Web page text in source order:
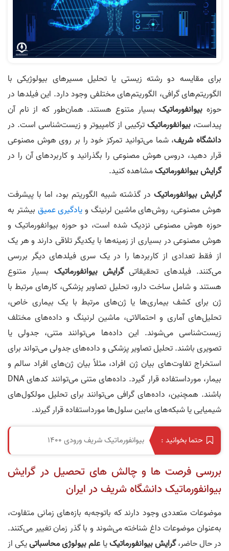
برای مقایسه دو رشته زیستی یا تحلیل مسیرهای بیولوژیکی با
الگوریتم‌های گرافی، الگوریتم‌های مختلفی وجود دارد. این فیلدها در
حوزه بیوانفورماتیکبسیار متنوع هستند. همان‌طور که از نام آن
پیداست، بیوانفورماتیکترکیبی از کامپیوتر و زیست‌شناسی است. در
دانشگاهشریف، شما می‌توانید تمرکز خود را بر روی هوش مصنوعی
قرار دهید، دروس هوش مصنوعی را بگذرانید و کاربردهای آن را در
گرایشبیوانفورماتیکمشاهده کنید.
گرایش بیوانفورماتیک در گذشته شبیه الگوریتم بود، اما با پیشرفت
هوش مصنوعی، روش‌های ماشین لرنینگ ویادگیری عمیق بیشتر به
حوزه هوش مصنوعی نزدیک شده‌ است، دو حوزه بیوانفورماتیک و
هوش مصنوعی در بسیاری از زمینه‌ها با یکدیگر تلاقی دارند و هر یک
از فقط تعدادی از کاربردها را در یک سری فیلدهای دیگر بررسی
می‌کنند. فیلدهای تحقیقاتیگرایش بیوانفورماتیک بسیار متنوع
هستند و شامل ساخت دارو، تحلیل تصاویر پزشکی، کارهای مرتبط با
ژن برای کشف بیماری‌ها یا ژن‌های مرتبط با یک بیماری خاص،
تحلیل‌های آماری و احتمالاتی، ماشین لرنینگ و داده‌های مختلف
زیست‌شناسی می‌شوند. این داده‌ها می‌توانند متنی، جدولی یا
تصویری باشند. تحلیل تصاویر پزشکی و داده‌های جدولی می‌تواند برای
استخراج تفاوت‌های بیان ژن افراد، مثلاً بیان ژن‌های افراد سالم و
بیمار، مورداستفاده قرار گیرد. داده‌های متنی می‌توانند کدهای DNA
باشند. همچنین، داده‌های گرافی می‌توانند برای تحلیل مولکول‌های
شیمیایی یا شبکه‌های مابین سلول‌ها مورداستفاده قرار گیرند.
حتما بخوانید : بیوانفورماتیک شریف ورودی 1400
بررسی فرصت‌ ها و چالش‌ های تحصیل در گرایش
بیوانفورماتیک دانشگاه شریف در ایران
موضوعات متعددی وجود دارند که باتوجه‌به بازه‌های زمانی متفاوت،
به‌عنوان موضوعات داغ شناخته می‌شوند و با گذر زمان تغییر می‌کنند.
در حال حاضر،گرایشبیوانفورماتیکیا علم بیولوژی محاسباتییکی از